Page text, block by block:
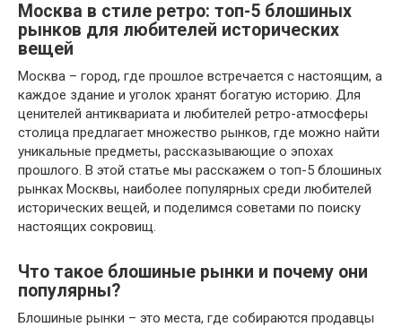
Москва в стиле ретро: топ-5 блошиных
рынков для любителей исторических
вещей
Москва – город, где прошлое встречается с настоящим, а
каждое здание и уголок хранят богатую историю. Для
ценителей антиквариата и любителей ретро-атмосферы
столица предлагает множество рынков, где можно найти
уникальные предметы, рассказывающие о эпохах
прошлого. В этой статье мы расскажем о топ-5 блошиных
рынках Москвы, наиболее популярных среди любителей
исторических вещей, и поделимся советами по поиску
настоящих сокровищ.
Что такое блошиные рынки и почему они
популярны?
Блошиные рынки – это места, где собираются продавцы